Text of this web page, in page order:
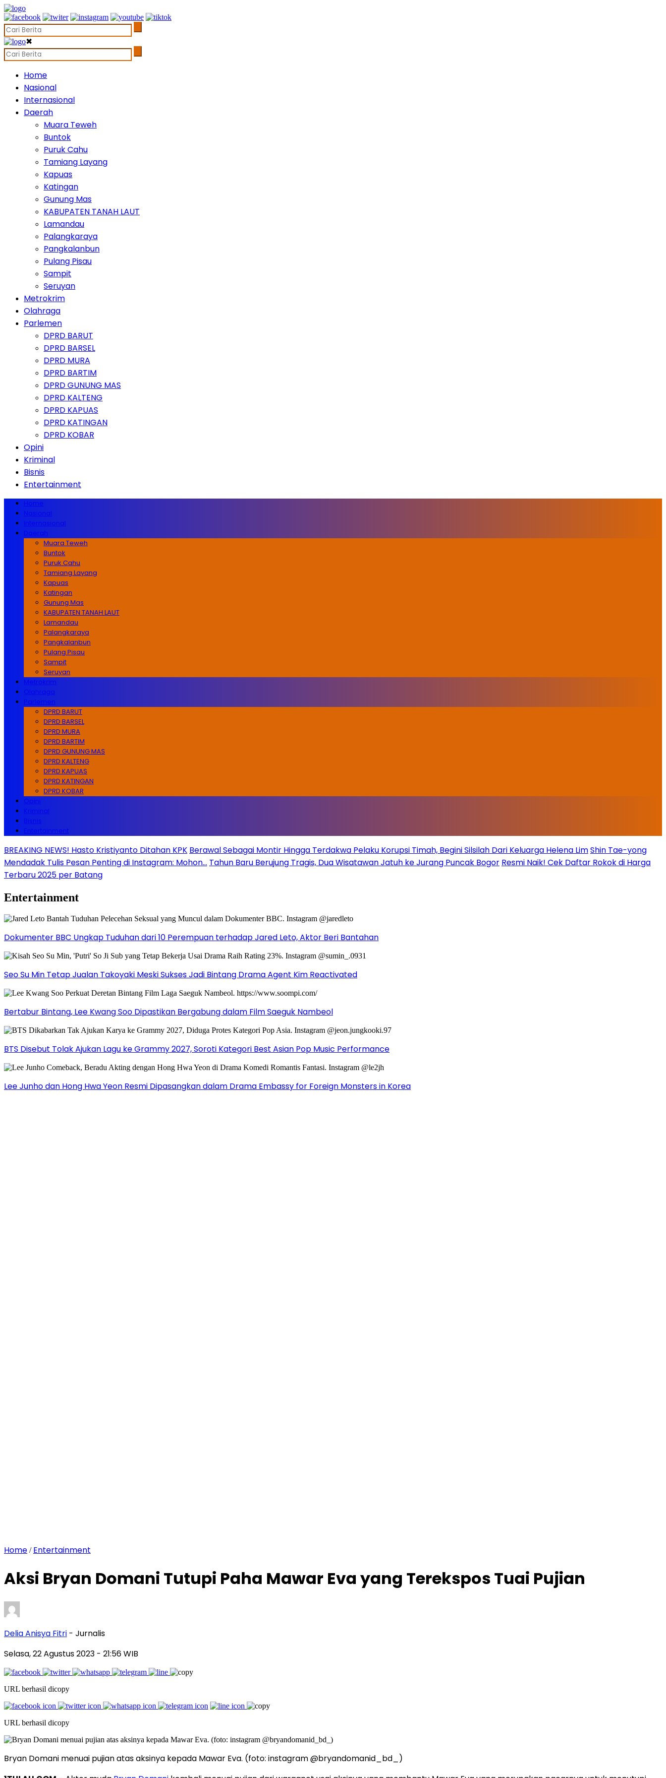
✖
Home
Nasional
Internasional
Daerah
Muara Teweh
Buntok
Puruk Cahu
Tamiang Layang
Kapuas
Katingan
Gunung Mas
KABUPATEN TANAH LAUT
Lamandau
Palangkaraya
Pangkalanbun
Pulang Pisau
Sampit
Seruyan
Metrokrim
Olahraga
Parlemen
DPRD BARUT
DPRD BARSEL
DPRD MURA
DPRD BARTIM
DPRD GUNUNG MAS
DPRD KALTENG
DPRD KAPUAS
DPRD KATINGAN
DPRD KOBAR
Opini
Kriminal
Bisnis
Entertainment
Home
Nasional
Internasional
Daerah
Muara Teweh
Buntok
Puruk Cahu
Tamiang Layang
Kapuas
Katingan
Gunung Mas
KABUPATEN TANAH LAUT
Lamandau
Palangkaraya
Pangkalanbun
Pulang Pisau
Sampit
Seruyan
Metrokrim
Olahraga
Parlemen
DPRD BARUT
DPRD BARSEL
DPRD MURA
DPRD BARTIM
DPRD GUNUNG MAS
DPRD KALTENG
DPRD KAPUAS
DPRD KATINGAN
DPRD KOBAR
Opini
Kriminal
Bisnis
Entertainment
BREAKING NEWS! Hasto Kristiyanto Ditahan KPK Berawal Sebagai Montir Hingga Terdakwa Pelaku Korupsi Timah, Begini Silsilah Dari Keluarga Helena LimShin Tae-yong
Mendadak Tulis Pesan Penting di Instagram: Mohon… Tahun Baru Berujung Tragis, Dua Wisatawan Jatuh ke Jurang Puncak Bogor Resmi Naik! Cek Daftar Rokok di Harga
Terbaru 2025 per Batang
Entertainment
Dokumenter BBC Ungkap Tuduhan dari 10 Perempuan terhadap Jared Leto, Aktor Beri Bantahan
Seo Su Min Tetap Jualan Takoyaki Meski Sukses Jadi Bintang Drama Agent Kim Reactivated
Bertabur Bintang, Lee Kwang Soo Dipastikan Bergabung dalam Film Saeguk Nambeol
BTS Disebut Tolak Ajukan Lagu ke Grammy 2027, Soroti Kategori Best Asian Pop Music Performance
Lee Junho dan Hong Hwa Yeon Resmi Dipasangkan dalam Drama Embassy for Foreign Monsters in Korea
Home / Entertainment
Aksi Bryan Domani Tutupi Paha Mawar Eva yang Terekspos Tuai Pujian
Delia Anisya Fitri - Jurnalis
Selasa, 22 Agustus 2023 - 21:56 WIB
URL berhasil dicopy
URL berhasil dicopy
Bryan Domani menuai pujian atas aksinya kepada Mawar Eva. (foto: instagram @bryandomanid_bd_)